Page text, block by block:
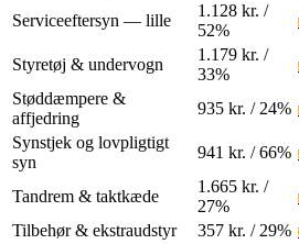
Serviceeftersyn — lille
1.128 kr. /
52%
Styretøj & undervogn
1.179 kr. /
33%
Støddæmpere &
affjedring
935 kr. / 24%
Synstjek og lovpligtigt
syn
941 kr. / 66%
Tandrem & taktkæde
1.665 kr. /
27%
Tilbehør & ekstraudstyr 357 kr. / 29%